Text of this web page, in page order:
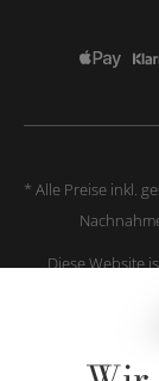
* Alle Preise inkl.
Diese Website